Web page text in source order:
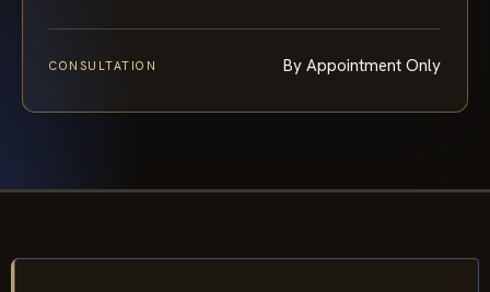
CONSULTATION By Appointment Only